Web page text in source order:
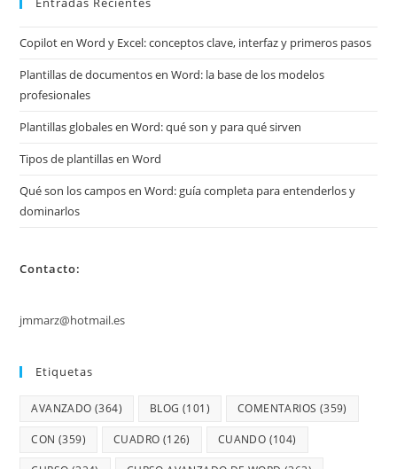
Copilot en Word y Excel: conceptos clave, interfaz y primeros pasos
Plantillas de documentos en Word: la base de los modelos
profesionales
Plantillas globales en Word: qué son y para qué sirven
Tipos de plantillas en Word
Qué son los campos en Word: guía completa para entenderlos y
dominarlos
Contacto:
jmmarz@hotmail.es
Etiquetas
AVANZADO (364) BLOG (101) COMENTARIOS (359)
CON (359) CUADRO (126) CUANDO (104)